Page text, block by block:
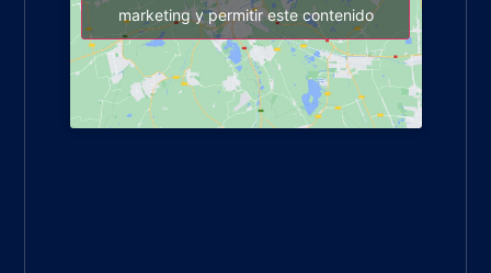
marketing y permitir este contenido